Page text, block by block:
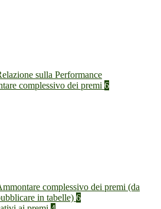
sulla Performance
complessivo dei premi 6
complessivo dei premi (da
in tabelle) 6